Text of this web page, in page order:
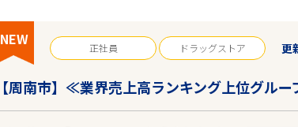
NEW 正社員 ドラッグストア 更
【周南市】≪業界売上高ランキング上位グル